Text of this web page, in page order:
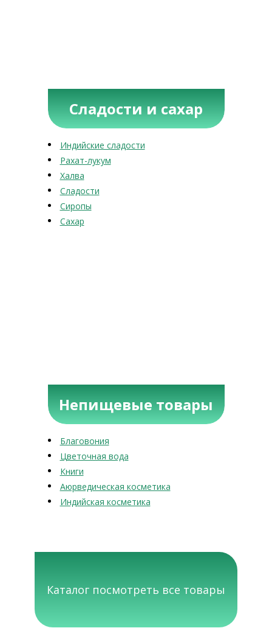
Сладости и сахар
Индийские сладости
Рахат-лукум
Халва
Сладости
Сиропы
Сахар
Непищевые товары
Благовония
Цветочная вода
Книги
Аюрведическая косметика
Индийская косметика
Каталог посмотреть все товары